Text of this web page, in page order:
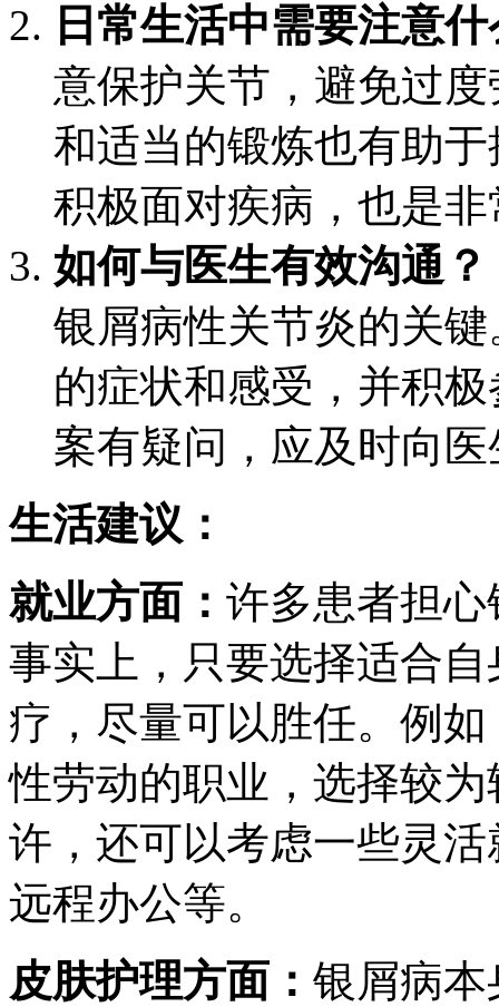
日常生活中需要注意
意保护关节，避免过
和适当的锻炼也有助
积极面对疾病，也是
如何与医生有效沟通？
银屑病性关节炎的关
的症状和感受，并积
案有疑问，应及时向
生活建议：
就业方面： 许多患者担
事实上，只要选择适合
疗，尽量可以胜任。例
性劳动的职业，选择较
许，还可以考虑一些灵
远程办公等。
皮肤护理方面： 银屑病